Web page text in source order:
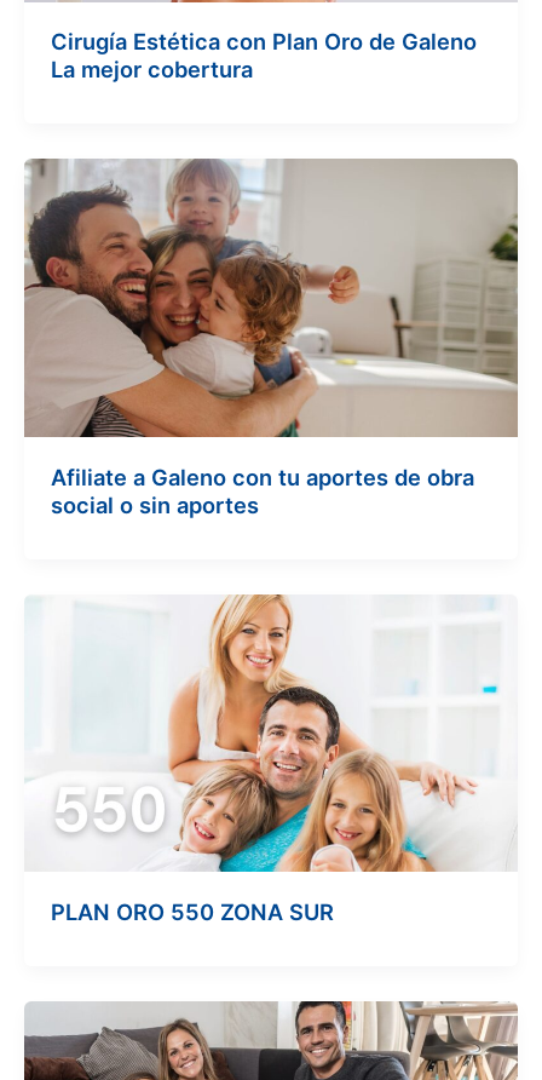
Cirugía Estética con Plan Oro de Galeno
La mejor cobertura
Afiliate a Galeno con tu aportes de obra
social o sin aportes
PLAN ORO 550 ZONA SUR